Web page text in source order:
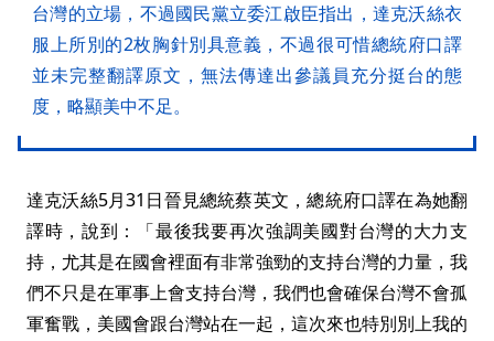
台灣的立場，不過國民黨立委江啟臣指出，達克沃絲衣
服上所別的2枚胸針別具意義，不過很可惜總統府口譯
並未完整翻譯原文，無法傳達出參議員充分挺台的態
度，略顯美中不足。
達克沃絲5月31日晉見總統蔡英文，總統府口譯在為她翻
譯時，說到：「最後我要再次強調美國對台灣的大力支
持，尤其是在國會裡面有非常強勁的支持台灣的力量，我
們不只是在軍事上會支持台灣，我們也會確保台灣不會孤
軍奮戰，美國會跟台灣站在一起，這次來也特別別上我的